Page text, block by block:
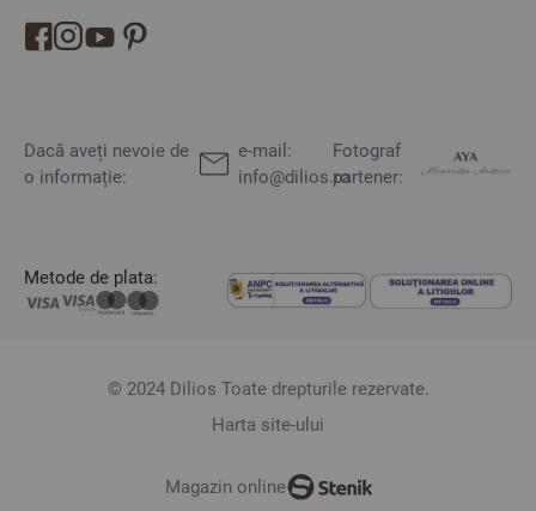
Dacă aveți nevoie de
o informație:
e-mail:
info@dilios.ro
Fotograf
partener:
Metode de plata:
© 2024 Dilios Toate drepturile rezervate.
Harta site-ului
Magazin online